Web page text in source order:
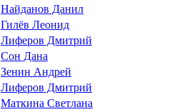
Найданов Данил
Гилёв Леонид
Лиферов Дмитрий
Сон Дана
Зенин Андрей
Лиферов Дмитрий
Маткина Светлана